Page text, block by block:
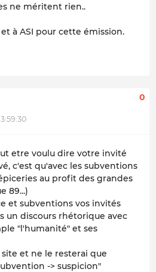
ne méritent rien..
à ASI pour cette émission.
0
etre voulu dire votre invité
c'est qu'avec les subventions
au profit des grandes
89...)
et subventions vos invités
un discours rhétorique avec
"l'humanité" et ses
et ne le resterai que
-> suspicion"